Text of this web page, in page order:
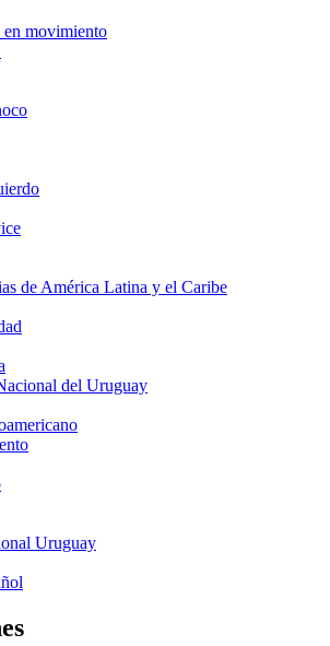
movimiento
de América Latina y el Caribe
del Uruguay
Uruguay